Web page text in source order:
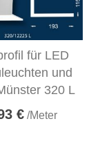
für LED
und
320 L
€ /Meter